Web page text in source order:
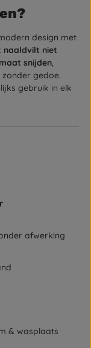
design met
naaldvilt niet
snijden,
gedoe.
gebruik in elk
afwerking
& wasplaats